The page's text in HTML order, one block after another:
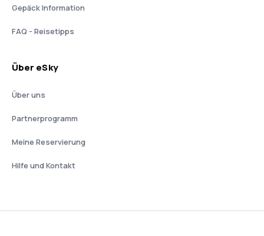
Gepäck Information
FAQ - Reisetipps
Über eSky
Über uns
Partnerprogramm
Meine Reservierung
Hilfe und Kontakt